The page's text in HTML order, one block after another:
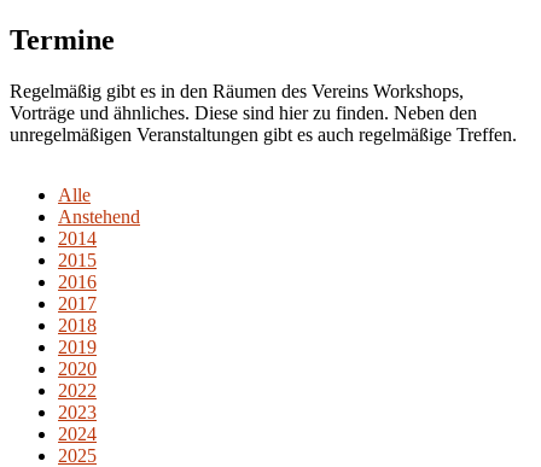
Termine
Regelmäßig gibt es in den Räumen des Vereins Workshops,
Vorträge und ähnliches. Diese sind hier zu finden. Neben den
unregelmäßigen Veranstaltungen gibt es auch regelmäßige Treffen.
Alle
Anstehend
2014
2015
2016
2017
2018
2019
2020
2022
2023
2024
2025